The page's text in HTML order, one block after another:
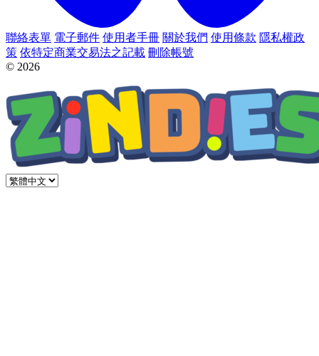
聯絡表單 電子郵件 使用者手冊 關於我們 使用條款 隱私權政
策 依特定商業交易法之記載 刪除帳號
© 2026